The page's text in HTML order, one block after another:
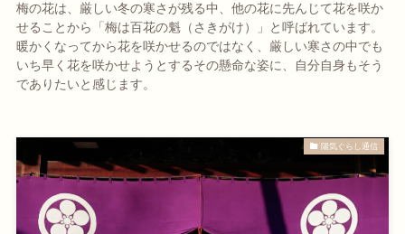
梅の花は、厳しい冬の寒さが残る中、他の花に先んじて花を咲か
せることから「梅は百花の魁（さきがけ）」と呼ばれています。
暖かくなってから花を咲かせるのではなく、厳しい寒さの中でも
いち早く花を咲かせようとするその懸命な姿に、自分自身もそう
でありたいと感じます。
陽気ぐらし通信